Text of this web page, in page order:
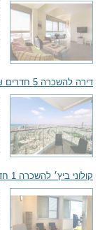
דירה להשכרה 5 חדרים 12,000₪ בחודש
קולוני ביץ׳ להשכרה 1 חדר 3,800₪ בחודש